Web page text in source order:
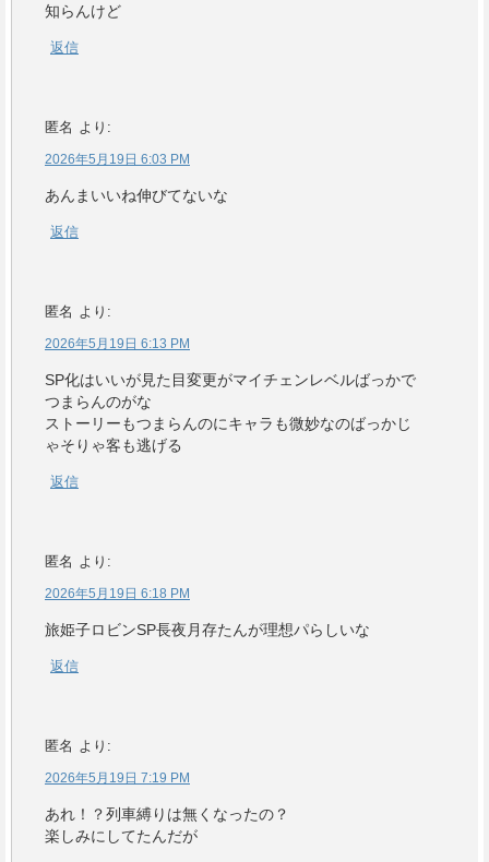
知らんけど
返信
匿名 より:
2026年5月19日 6:03 PM
あんまいいね伸びてないな
返信
匿名 より:
2026年5月19日 6:13 PM
SP化はいいが見た目変更がマイチェンレベルばっかで
つまらんのがな
ストーリーもつまらんのにキャラも微妙なのばっかじ
ゃそりゃ客も逃げる
返信
匿名 より:
2026年5月19日 6:18 PM
旅姫子ロビンSP長夜月存たんが理想パらしいな
返信
匿名 より:
2026年5月19日 7:19 PM
あれ！？列車縛りは無くなったの？
楽しみにしてたんだが